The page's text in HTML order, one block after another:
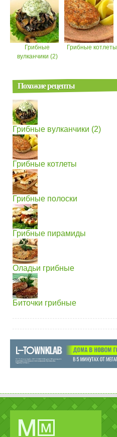
Грибные
вулканчики (2)
Грибные котлеты
Похожие рецепты
Грибные вулканчики (2)
Грибные котлеты
Грибные полоски
Грибные пирамиды
Оладьи грибные
Биточки грибные